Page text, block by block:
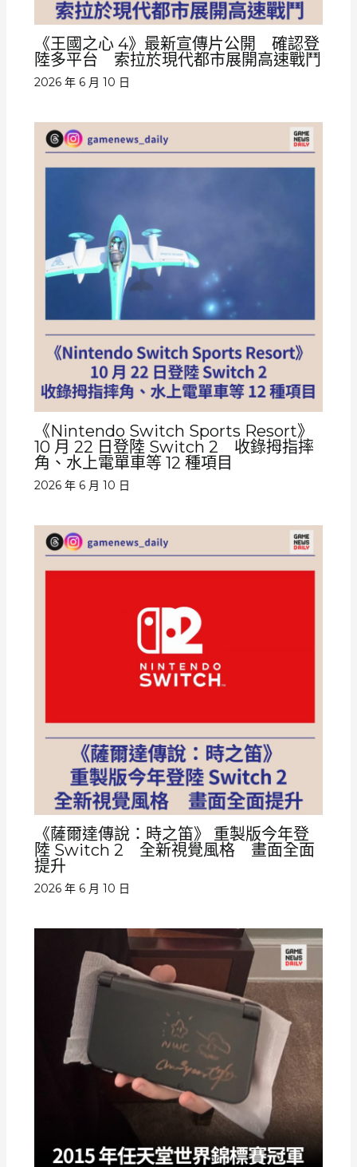
《王國之心 4》最新宣傳片公開 確認登
陸多平台 索拉於現代都市展開高速戰鬥
2026 年 6 月 10 日
《Nintendo Switch Sports Resort》
10 月 22 日登陸 Switch 2 收錄拇指摔
角、水上電單車等 12 種項目
2026 年 6 月 10 日
《薩爾達傳說：時之笛》 重製版今年登
陸 Switch 2 全新視覺風格 畫面全面
提升
2026 年 6 月 10 日